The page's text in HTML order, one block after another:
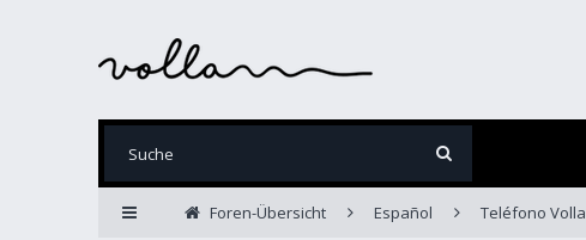
Foren-Übersicht Español Teléfono Volla